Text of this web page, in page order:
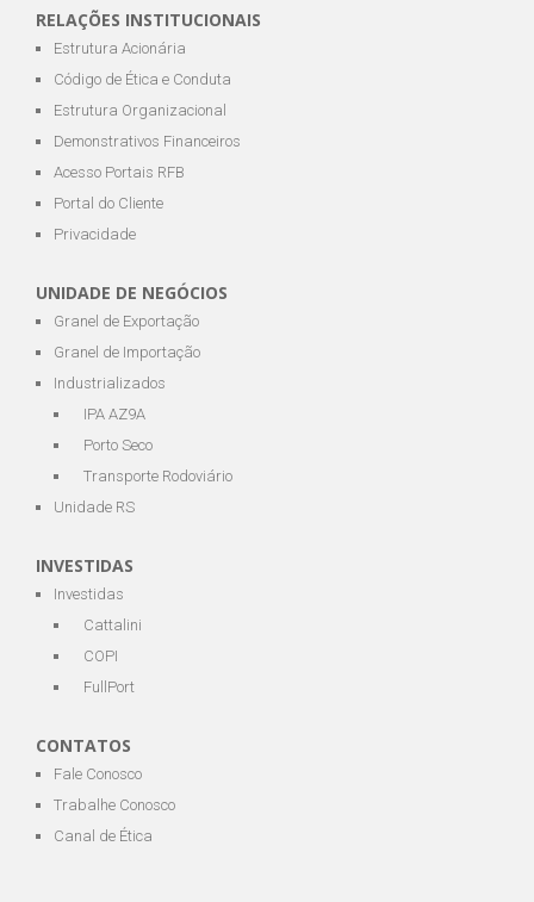
RELAÇÕES INSTITUCIONAIS
Estrutura Acionária
Código de Ética e Conduta
Estrutura Organizacional
Demonstrativos Financeiros
Acesso Portais RFB
Portal do Cliente
Privacidade
UNIDADE DE NEGÓCIOS
Granel de Exportação
Granel de Importação
Industrializados
IPA AZ9A
Porto Seco
Transporte Rodoviário
Unidade RS
INVESTIDAS
Investidas
Cattalini
COPI
FullPort
CONTATOS
Fale Conosco
Trabalhe Conosco
Canal de Ética